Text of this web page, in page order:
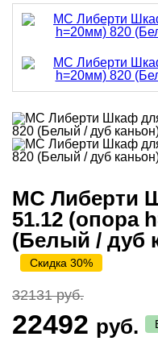
МС Либерти
51.12 (опора
(Белый / дуб
Скидка 30%
32131 руб.
22492 руб.